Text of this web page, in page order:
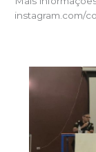
instagram.com/